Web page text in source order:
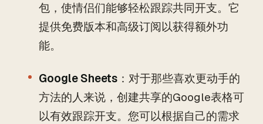
包，使情侣们能够轻松跟踪共同开支。它
提供免费版本和高级订阅以获得额外功
能。
Google Sheets ：对于那些喜欢更动手的
方法的人来说，创建共享的Google表格可
以有效跟踪开支。您可以根据自己的需求